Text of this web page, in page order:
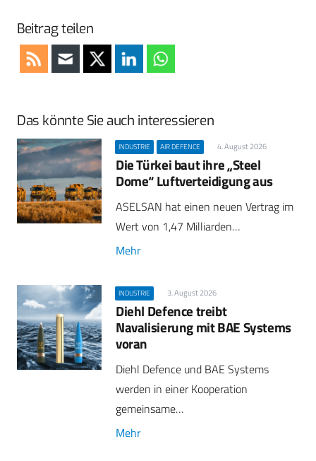
Beitrag teilen
Das könnte Sie auch interessieren
INDUSTRIE AIR DEFENCE 4. August 2026
Die Türkei baut ihre „Steel
Dome“ Luftverteidigung aus
ASELSAN hat einen neuen Vertrag im
Wert von 1,47 Milliarden…
Mehr
INDUSTRIE 3. August 2026
Diehl Defence treibt
Navalisierung mit BAE Systems
voran
Diehl Defence und BAE Systems
werden in einer Kooperation
gemeinsame…
Mehr